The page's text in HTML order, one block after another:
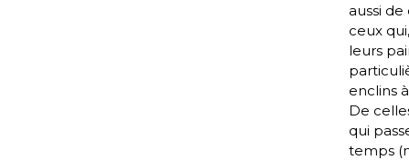
aussi
ceux
leurs
enclins
De
qui
temps